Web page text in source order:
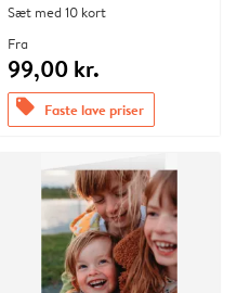
Sæt med 10 kort
Fra
99,00 kr.
offers Faste lave priser